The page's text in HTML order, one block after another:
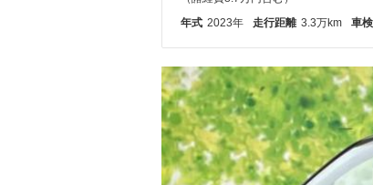
年式 2023年 走行距離 3.3万km 車検